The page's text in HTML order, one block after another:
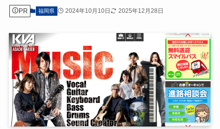
PR 福岡県 2024年10月10日 2025年12月28日